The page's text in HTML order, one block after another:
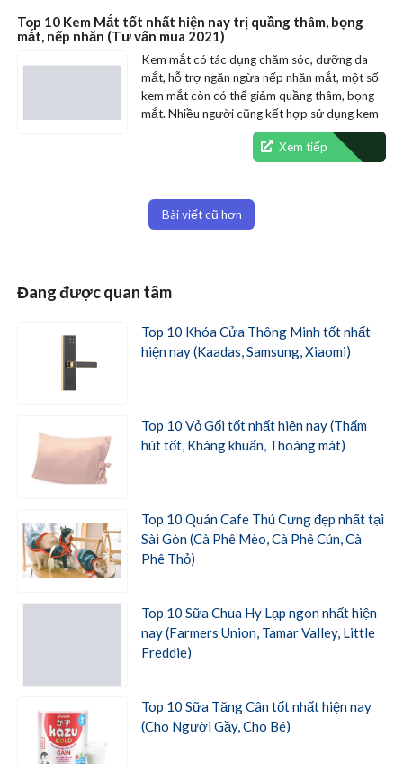
Top 10 Kem Mắt tốt nhất hiện nay trị quầng thâm, bọng
mắt, nếp nhăn (Tư vấn mua 2021)
Kem mắt có tác dụng chăm sóc, dưỡng da
mắt, hỗ trợ ngăn ngừa nếp nhăn mắt, một số
kem mắt còn có thể giảm quầng thâm, bọng
mắt. Nhiều người cũng kết hợp sử dụng kem
Xem tiếp
Điều
hướng
Bài viết cũ hơn
Đang được quan tâm
Top 10 Khóa Cửa Thông Minh tốt nhất
hiện nay (Kaadas, Samsung, Xiaomi)
Top 10 Vỏ Gối tốt nhất hiện nay (Thấm
hút tốt, Kháng khuẩn, Thoáng mát)
Top 10 Quán Cafe Thú Cưng đẹp nhất tại
Sài Gòn (Cà Phê Mèo, Cà Phê Cún, Cà
Phê Thỏ)
Top 10 Sữa Chua Hy Lạp ngon nhất hiện
nay (Farmers Union, Tamar Valley, Little
Freddie)
Top 10 Sữa Tăng Cân tốt nhất hiện nay
(Cho Người Gầy, Cho Bé)